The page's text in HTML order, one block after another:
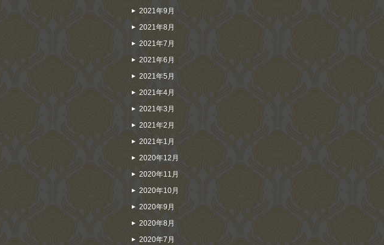
2021年9月
2021年8月
2021年7月
2021年6月
2021年5月
2021年4月
2021年3月
2021年2月
2021年1月
2020年12月
2020年11月
2020年10月
2020年9月
2020年8月
2020年7月